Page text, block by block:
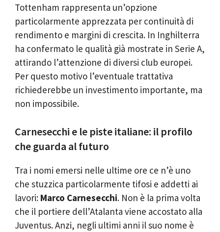
Tottenham rappresenta un’opzione
particolarmente apprezzata per continuità di
rendimento e margini di crescita. In Inghilterra
ha confermato le qualità già mostrate in Serie A,
attirando l’attenzione di diversi club europei.
Per questo motivo l’eventuale trattativa
richiederebbe un investimento importante, ma
non impossibile.
Carnesecchi e le piste italiane: il profilo
che guarda al futuro
Tra i nomi emersi nelle ultime ore ce n’è uno
che stuzzica particolarmente tifosi e addetti ai
lavori: Marco Carnesecchi. Non è la prima volta
che il portiere dell’Atalanta viene accostato alla
Juventus. Anzi, negli ultimi anni il suo nome è